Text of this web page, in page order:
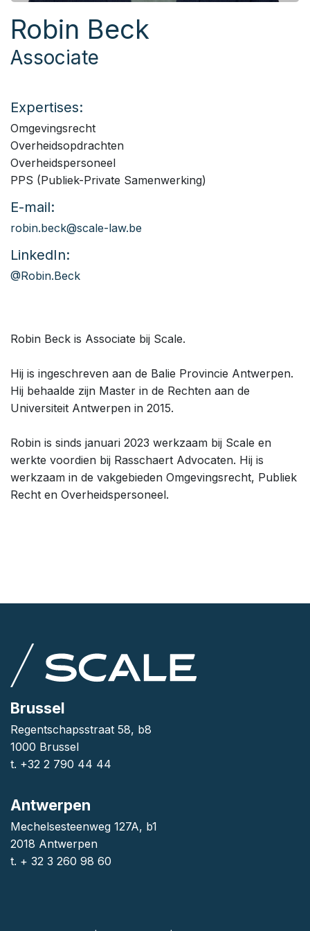
Robin Beck
Associate
Expertises:
Omgevingsrecht
Overheidsopdrachten
Overheidspersoneel
PPS (Publiek-Private Samenwerking)
E-mail:
robin.beck@scale-law.be
LinkedIn:
@Robin.Beck
Robin Beck is Associate bij Scale.
Hij is ingeschreven aan de Balie Provincie Antwerpen.
Hij behaalde zijn Master in de Rechten aan de
Universiteit Antwerpen in 2015.
Robin is sinds januari 2023 werkzaam bij Scale en
werkte voordien bij Rasschaert Advocaten. Hij is
werkzaam in de vakgebieden Omgevingsrecht, Publiek
Recht en Overheidspersoneel.
Brussel
Regentschapsstraat 58, b8
1000 Brussel
t. +32 2 790 44 44
Antwerpen
Mechelsesteenweg 127A, b1
2018 Antwerpen
t. + 32 3 260 98 60